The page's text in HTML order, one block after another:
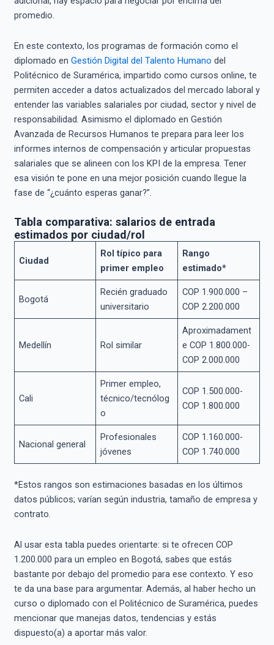
promedio.
En este contexto, los programas de formación como el
diplomado en Gestión Digital del Talento Humano del
Politécnico de Suramérica, impartido como cursos online, te
permiten acceder a datos actualizados del mercado laboral y
entender las variables salariales por ciudad, sector y nivel de
responsabilidad. Asimismo el diplomado en Gestión
Avanzada de Recursos Humanos te prepara para leer los
informes internos de compensación y articular propuestas
salariales que se alineen con los KPI de la empresa. Tener
esa visión te pone en una mejor posición cuando llegue la
fase de “¿cuánto esperas ganar?”.
Tabla comparativa: salarios de entrada
estimados por ciudad/rol
Ciudad
Rol típico para
primer empleo
Rango
estimado*
Bogotá
Recién graduado
universitario
COP 1.900.000 –
COP 2.200.000
Medellín Rol similar
Aproximadament
e COP 1.800.000-
COP 2.000.000
Cali
Primer empleo,
técnico/tecnólog
o
COP 1.500.000-
COP 1.800.000
Nacional general
Profesionales
jóvenes
COP 1.160.000-
COP 1.740.000
*Estos rangos son estimaciones basadas en los últimos
datos públicos; varían según industria, tamaño de empresa y
contrato.
Al usar esta tabla puedes orientarte: si te ofrecen COP
1.200.000 para un empleo en Bogotá, sabes que estás
bastante por debajo del promedio para ese contexto. Y eso
te da una base para argumentar. Además, al haber hecho un
curso o diplomado con el Politécnico de Suramérica, puedes
mencionar que manejas datos, tendencias y estás
dispuesto(a) a aportar más valor.